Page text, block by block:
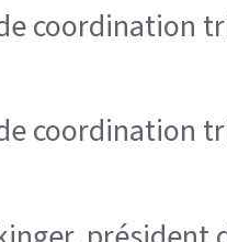
coordination
coordination